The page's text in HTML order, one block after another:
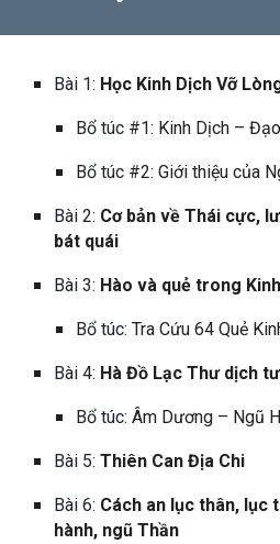
Bài 1: Học Kinh Dịch Vỡ
Bổ túc #1: Kinh Dịch –
Bổ túc #2:Giới thiệu của
Bài 2: Cơ bản về Thái cực,
bát quái
Bài 3: Hào và quẻ trong
Bổ túc:Tra Cứu 64 Quẻ
Bài 4: Hà Đồ Lạc Thư dịch
Bổ túc:Âm Dương – Ngũ
Bài 5:Thiên Can Địa Chi
Bài 6: Cách an lục thân, lục
hành, ngũ Thần